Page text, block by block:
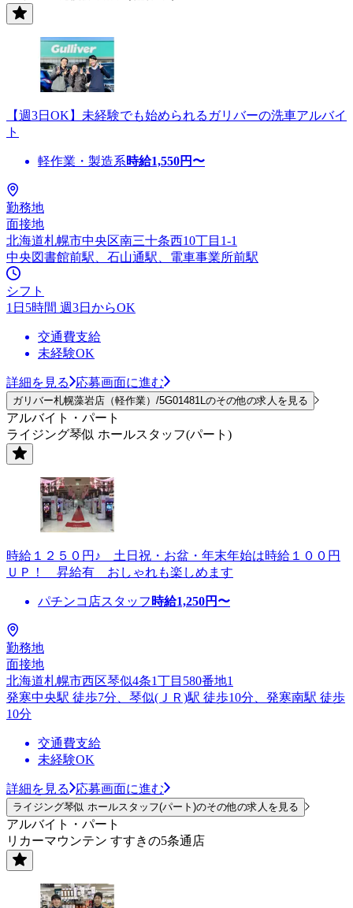
【週3日OK】未経験でも始められるガリバーの洗車アルバイ
ト
軽作業・製造系時給1,550円〜
勤務地
面接地
北海道札幌市中央区南三十条西10丁目1-1
中央図書館前駅、石山通駅、電車事業所前駅
シフト
1日5時間 週3日からOK
交通費支給
未経験OK
詳細を見る 応募画面に進む
ガリバー札幌藻岩店（軽作業）/5G01481Lのその他の求人を見る
アルバイト・パート
ライジング琴似 ホールスタッフ(パート)
時給１２５０円♪ 土日祝・お盆・年末年始は時給１００円
ＵＰ！ 昇給有 おしゃれも楽しめます
パチンコ店スタッフ 時給1,250円〜
勤務地
面接地
北海道札幌市西区琴似4条1丁目580番地1
発寒中央駅 徒歩7分、琴似(ＪＲ)駅 徒歩10分、発寒南駅 徒歩
10分
交通費支給
未経験OK
詳細を見る 応募画面に進む
ライジング琴似 ホールスタッフ(パート)のその他の求人を見る
アルバイト・パート
リカーマウンテン すすきの5条通店